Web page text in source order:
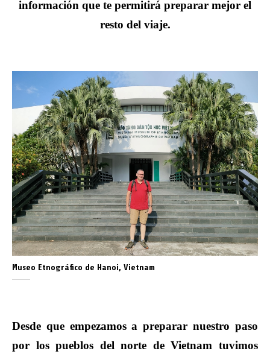
información que te permitirá preparar mejor el
resto del viaje.
Museo Etnográfico de Hanoi, Vietnam
Desde que empezamos a preparar nuestro paso
por los pueblos del norte de Vietnam tuvimos